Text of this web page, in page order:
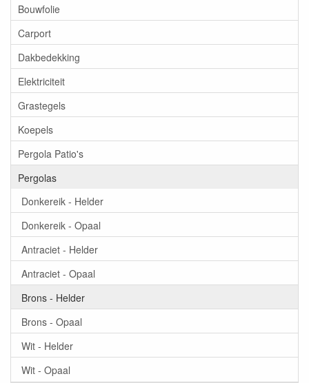
Bouwfolie
Carport
Dakbedekking
Elektriciteit
Grastegels
Koepels
Pergola Patio's
Pergolas
Donkereik - Helder
Donkereik - Opaal
Antraciet - Helder
Antraciet - Opaal
Brons - Helder
Brons - Opaal
Wit - Helder
Wit - Opaal